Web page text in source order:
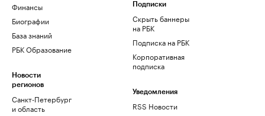
Финансы
Биографии
База знаний
РБК Образование
Новости
регионов
Санкт-Петербург
и область
Подписки
Скрыть баннеры
на РБК
Подписка на РБК
Корпоративная
подписка
Уведомления
RSS Новости